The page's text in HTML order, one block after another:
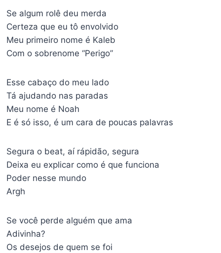
Se algum rolê deu merda
Certeza que eu tô envolvido
Meu primeiro nome é Kaleb
Com o sobrenome “Perigo”
Esse cabaço do meu lado
Tá ajudando nas paradas
Meu nome é Noah
E é só isso, é um cara de poucas palavras
Segura o beat, aí rápidão, segura
Deixa eu explicar como é que funciona
Poder nesse mundo
Argh
Se você perde alguém que ama
Adivinha?
Os desejos de quem se foi